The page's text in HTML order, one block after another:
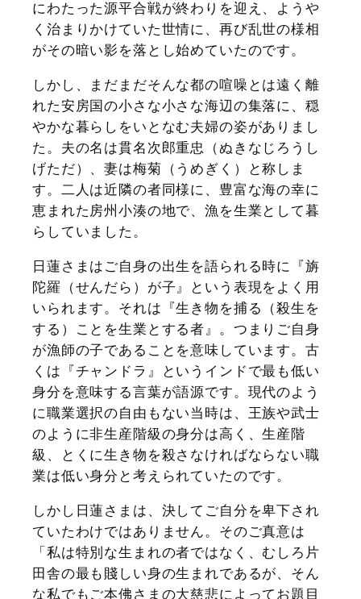
にわたった源平合戦が終わりを迎え、ようや
く治まりかけていた世情に、再び乱世の様相
がその暗い影を落とし始めていたのです。
しかし、まだまだそんな都の喧噪とは遠く離
れた安房国の小さな小さな海辺の集落に、穏
やかな暮らしをいとなむ夫婦の姿がありまし
た。夫の名は貫名次郎重忠（ぬきなじろうし
げただ）、妻は梅菊（うめぎく）と称しま
す。二人は近隣の者同様に、豊富な海の幸に
恵まれた房州小湊の地で、漁を生業として暮
らしていました。
日蓮さまはご自身の出生を語られる時に『旃
陀羅（せんだら）が子』という表現をよく用
いられます。それは『生き物を捕る（殺生を
する）ことを生業とする者』。つまりご自身
が漁師の子であることを意味しています。古
くは『チャンドラ』というインドで最も低い
身分を意味する言葉が語源です。現代のよう
に職業選択の自由もない当時は、王族や武士
のように非生産階級の身分は高く、生産階
級、とくに生き物を殺さなければならない職
業は低い身分と考えられていたのです。
しかし日蓮さまは、決してご自分を卑下され
ていたわけではありません。そのご真意は
「私は特別な生まれの者ではなく、むしろ片
田舎の最も賤しい身の生まれであるが、そん
な私でもご本佛さまの大慈悲によってお題目